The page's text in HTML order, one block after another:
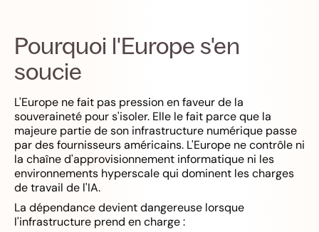
Pourquoi l'Europe s'en
soucie
L'Europe ne fait pas pression en faveur de la
souveraineté pour s'isoler. Elle le fait parce que la
majeure partie de son infrastructure numérique passe
par des fournisseurs américains. L'Europe ne contrôle ni
la chaîne d'approvisionnement informatique ni les
environnements hyperscale qui dominent les charges
de travail de l'IA.
La dépendance devient dangereuse lorsque
l'infrastructure prend en charge :